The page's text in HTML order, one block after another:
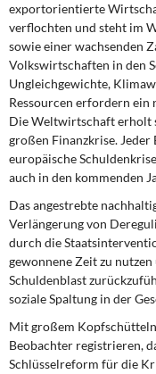
exportorientierte
verflochten und steht im
sowie einer wachsenden
Volkswirtschaften in den
Ungleichgewichte,
Ressourcen erfordern ein
Die Weltwirtschaft erholt
großen Finanzkrise.
europäische
auch in den kommenden
Das angestrebte
Verlängerung von
durch die
gewonnene Zeit zu
Schuldenblast
soziale Spaltung in der
Mit großem
Beobachter registrieren,
Schlüsselreform für die